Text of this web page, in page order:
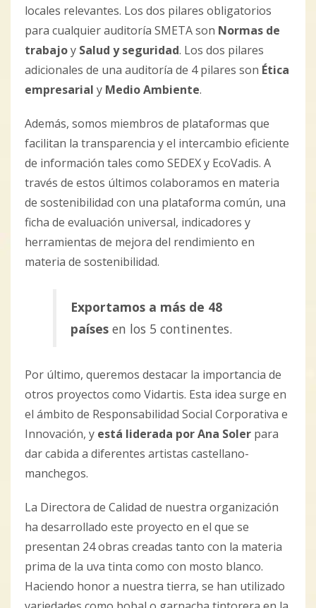
locales relevantes. Los dos pilares obligatorios
para cualquier auditoría SMETA son Normas de
trabajoy Salud y seguridad. Los dos pilares
adicionales de una auditoría de 4 pilares son Ética
empresarial y Medio Ambiente.
Además, somos miembros de plataformas que
facilitan la transparencia y el intercambio eficiente
de información tales como SEDEX y EcoVadis. A
través de estos últimos colaboramos en materia
de sostenibilidad con una plataforma común, una
ficha de evaluación universal, indicadores y
herramientas de mejora del rendimiento en
materia de sostenibilidad.
Exportamos a más de 48
países en los 5 continentes.
Por último, queremos destacar la importancia de
otros proyectos como Vidartis. Esta idea surge en
el ámbito de Responsabilidad Social Corporativa e
Innovación, y está liderada por Ana Soler para
dar cabida a diferentes artistas castellano-
manchegos.
La Directora de Calidad de nuestra organización
ha desarrollado este proyecto en el que se
presentan 24 obras creadas tanto con la materia
prima de la uva tinta como con mosto blanco.
Haciendo honor a nuestra tierra, se han utilizado